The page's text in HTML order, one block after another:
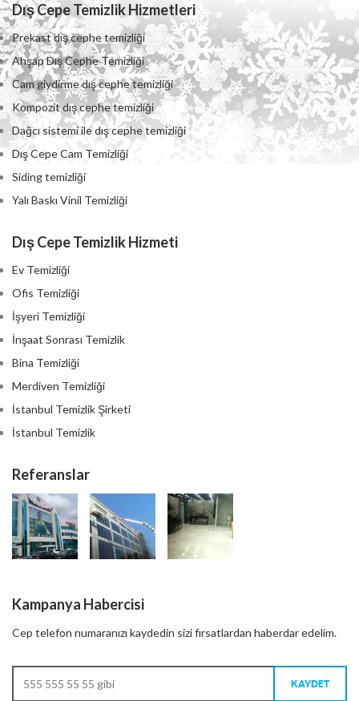
Dış Cepe Temizlik Hizmetleri
Prekast dış cephe temizliği
Ahşap Dış Cephe Temizliği
Cam giydirme dış cephe temizliği
Kompozit dış cephe temizliği
Dağcı sistemi ile dış cephe temizliği
Dış Cepe Cam Temizliği
Siding temizliği
Yalı Baskı Vinil Temizliği
Dış Cepe Temizlik Hizmeti
Ev Temizliği
Ofis Temizliği
İşyeri Temizliği
İnşaat Sonrası Temizlik
Bina Temizliği
Merdiven Temizliği
İstanbul Temizlik Şirketi
İstanbul Temizlik
Referanslar
Kampanya Habercisi
Cep telefon numaranızı kaydedin sizi fırsatlardan haberdar edelim.